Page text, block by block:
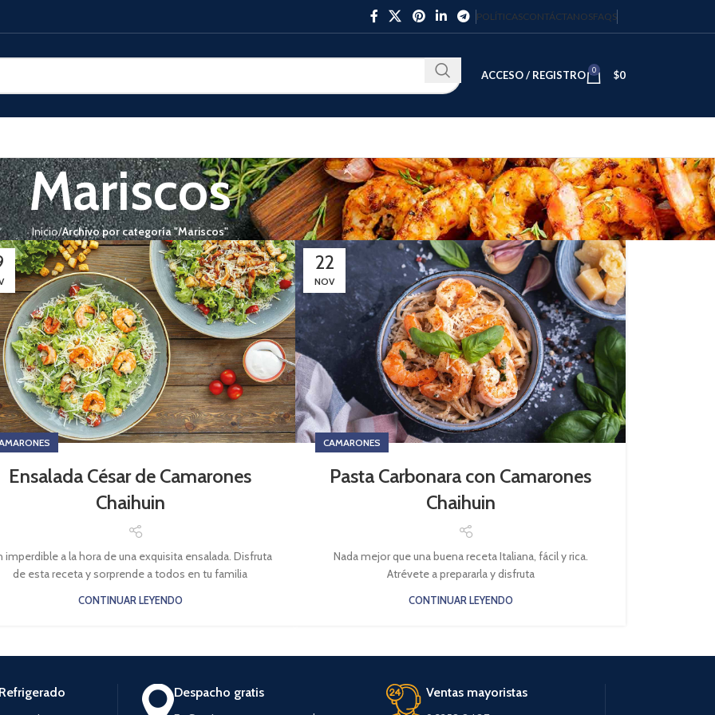
POLÍTICASCONTÁCTANOSFAQS
ACCESO / REGISTRO 0 $0
Mariscos
Inicio Archivo por categoría "Mariscos"
Ensalada César de Camarones
Chaihuin
imperdible a la hora de una exquisita ensalada. Disfruta
de esta receta y sorprende a todos en tu familia
CONTINUAR LEYENDO
22
NOV
CAMARONES
Pasta Carbonara con Camarones
Chaihuin
Nada mejor que una buena receta Italiana, fácil y rica.
Atrévete a prepararla y disfruta
CONTINUAR LEYENDO
Despacho gratis Ventas mayoristas